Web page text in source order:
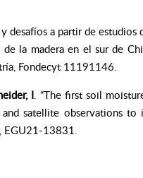
y desafíos a partir de
la madera en el sur de
Fondecyt 11191146.
I. “The first soil
satellite observations to
EGU21-13831.